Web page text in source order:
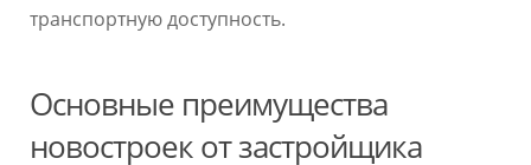
транспортную доступность.
Основные преимущества
новостроек от застройщика